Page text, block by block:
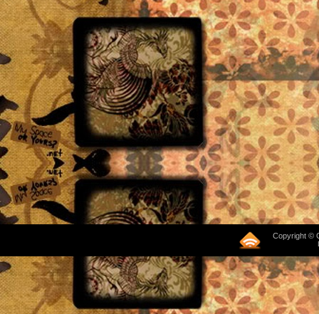
Copyright ©